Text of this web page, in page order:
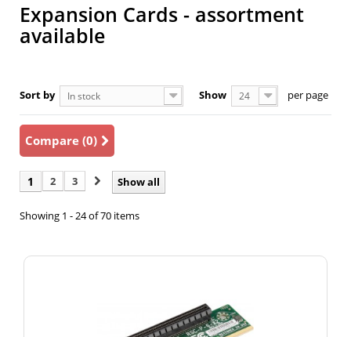
Expansion Cards - assortment
available
Sort by In stock Show 24 per page
Compare (0)
Show all
1 2 3
Showing 1 - 24 of 70 items